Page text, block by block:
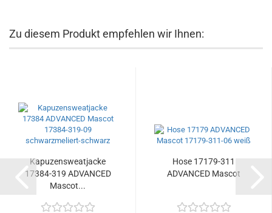
Zu diesem Produkt empfehlen wir Ihnen:
Kapuzensweatjacke
17384-319 ADVANCED
Mascot...
Hose 17179-311
ADVANCED Mascot